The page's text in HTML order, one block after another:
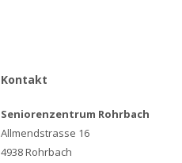
Kontakt
Seniorenzentrum Rohrbach
Allmendstrasse 16
4938 Rohrbach